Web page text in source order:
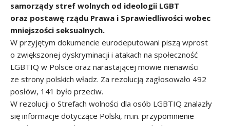
samorządy stref wolnych od ideologii LGBT
oraz postawę rządu Prawa i Sprawiedliwości wobec
mniejszości seksualnych.
W przyjętym dokumencie eurodeputowani piszą wprost
o zwiększonej dyskryminacji i atakach na społeczność
LGBTIQ w Polsce oraz narastającej mowie nienawiści
ze strony polskich władz. Za rezolucją zagłosowało 492
posłów, 141 było przeciw.
W rezolucji o Strefach wolności dla osób LGBTIQ znalazły
się informacje dotyczące Polski, m.in. przypomnienie